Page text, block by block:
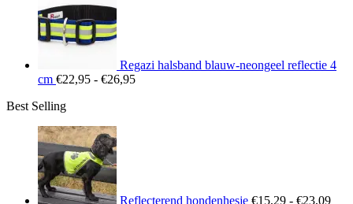
Regazi halsband blauw-neongeel reflectie 4
cm €22,95 - €26,95Prijsklasse:
Best Selling
Reflecterend hondenhesje €15,29 - €23,09